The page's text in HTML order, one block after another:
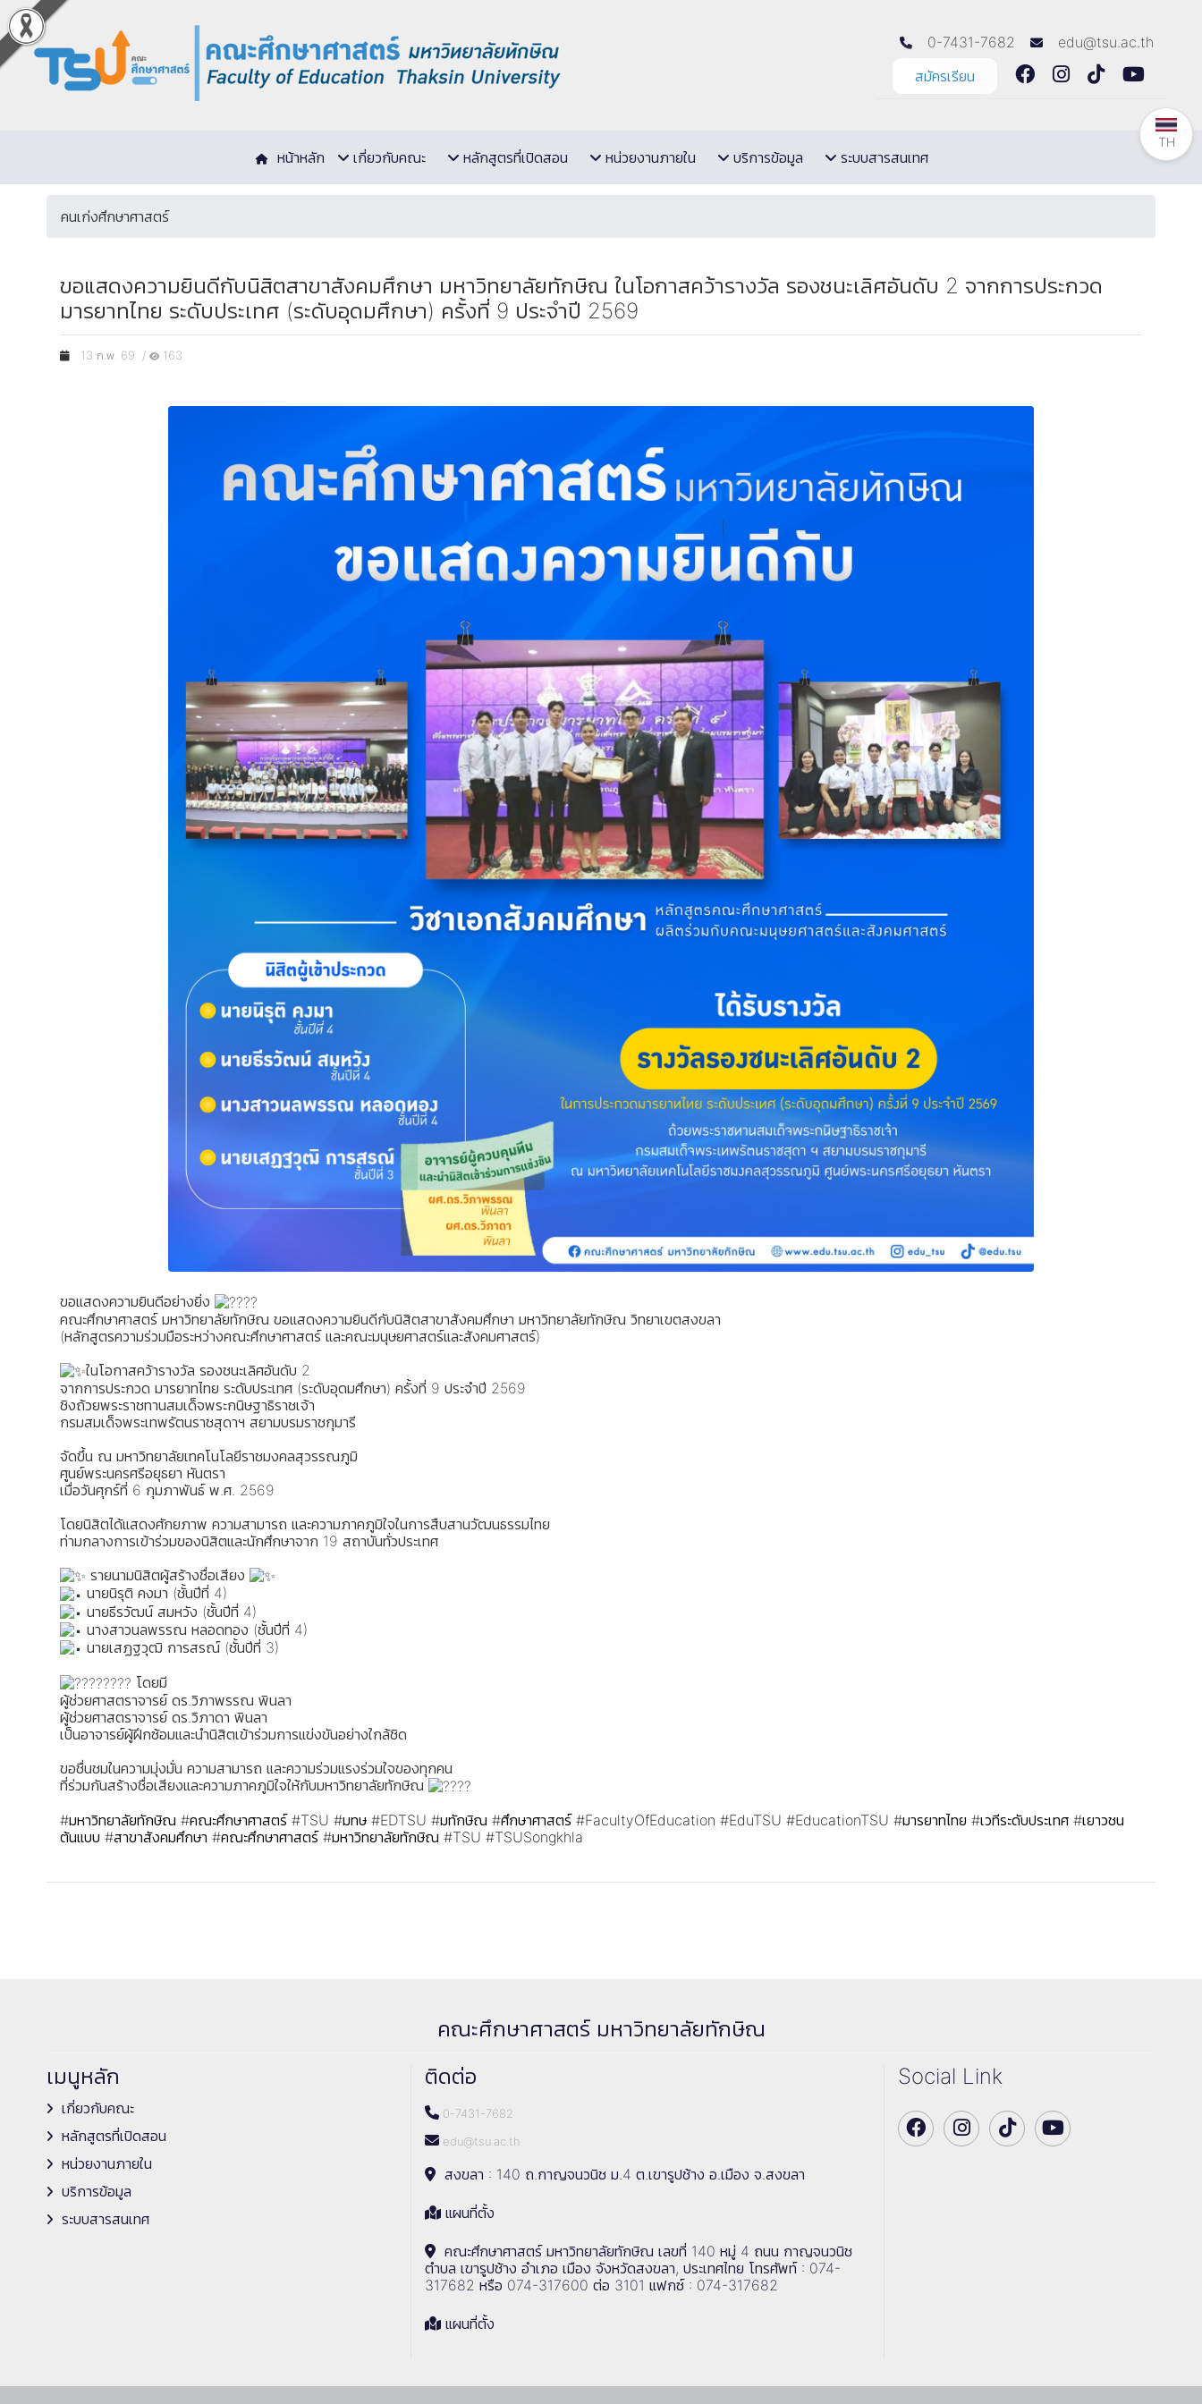
0-7431-7682
edu@tsu.ac.th
สมัครเรียน
หน้าหลัก เกี่ยวกับคณะ หลักสูตรที่เปิดสอน หน่วยงานภายใน บริการข้อมูล ระบบสารสนเทศ
คนเก่งศึกษาศาสตร์
ขอแสดงความยินดีกับนิสิตสาขาสังคมศึกษา มหาวิทยาลัยทักษิณ ในโอกาสคว้ารางวัล รองชนะเลิศอันดับ 2 จากการประกวด
มารยาทไทย ระดับประเทศ (ระดับอุดมศึกษา) ครั้งที่ 9 ประจำปี 2569
13 ก.พ. 69 / 163
ขอแสดงความยินดีอย่างยิ่ง
คณะศึกษาศาสตร์ มหาวิทยาลัยทักษิณ ขอแสดงความยินดีกับนิสิตสาขาสังคมศึกษา มหาวิทยาลัยทักษิณ วิทยาเขตสงขลา
(หลักสูตรความร่วมมือระหว่างคณะศึกษาศาสตร์ และคณะมนุษยศาสตร์และสังคมศาสตร์)
ในโอกาสคว้ารางวัล รองชนะเลิศอันดับ 2
จากการประกวด มารยาทไทย ระดับประเทศ (ระดับอุดมศึกษา) ครั้งที่ 9 ประจำปี 2569
ชิงถ้วยพระราชทานสมเด็จพระกนิษฐาธิราชเจ้า
กรมสมเด็จพระเทพรัตนราชสุดาฯ สยามบรมราชกุมารี
จัดขึ้น ณ มหาวิทยาลัยเทคโนโลยีราชมงคลสุวรรณภูมิ
ศูนย์พระนครศรีอยุธยา หันตรา
เมื่อวันศุกร์ที่ 6 กุมภาพันธ์ พ.ศ. 2569
โดยนิสิตได้แสดงศักยภาพ ความสามารถ และความภาคภูมิใจในการสืบสานวัฒนธรรมไทย
ท่ามกลางการเข้าร่วมของนิสิตและนักศึกษาจาก 19 สถาบันทั่วประเทศ
รายนามนิสิตผู้สร้างชื่อเสียง
นายนิรุติ คงมา (ชั้นปีที่ 4)
นายธีรวัฒน์ สมหวัง (ชั้นปีที่ 4)
นางสาวนลพรรณ หลอดทอง (ชั้นปีที่ 4)
นายเสฏฐวุฒิ การสรณ์ (ชั้นปีที่ 3)
โดยมี
ผู้ช่วยศาสตราจารย์ ดร.วิภาพรรณ พินลา
ผู้ช่วยศาสตราจารย์ ดร.วิภาดา พินลา
เป็นอาจารย์ผู้ฝึกซ้อมและนำนิสิตเข้าร่วมการแข่งขันอย่างใกล้ชิด
ขอชื่นชมในความมุ่งมั่น ความสามารถ และความร่วมแรงร่วมใจของทุกคน
ที่ร่วมกันสร้างชื่อเสียงและความภาคภูมิใจให้กับมหาวิทยาลัยทักษิณ
#มหาวิทยาลัยทักษิณ #คณะศึกษาศาสตร์ #TSU #มทษ #EDTSU #มทักษิณ #ศึกษาศาสตร์ #FacultyOfEducation #EduTSU #EducationTSU #มารยาทไทย #เวทีระดับประเทศ #เยาวชน
ต้นแบบ #สาขาสังคมศึกษา #คณะศึกษาศาสตร์ #มหาวิทยาลัยทักษิณ #TSU #TSUSongkhla
คณะศึกษาศาสตร์ มหาวิทยาลัยทักษิณ
เมนูหลัก
เกี่ยวกับคณะ
หลักสูตรที่เปิดสอน
หน่วยงานภายใน
บริการข้อมูล
ระบบสารสนเทศ
ติดต่อ
0-7431-7682
edu@tsu.ac.th
สงขลา : 140 ถ.กาญจนวนิช ม.4 ต.เขารูปช้าง อ.เมือง จ.สงขลา
แผนที่ตั้ง
คณะศึกษาศาสตร์ มหาวิทยาลัยทักษิณ เลขที่ 140 หมู่ 4 ถนน กาญจนวนิช
ตำบล เขารูปช้าง อำเภอ เมือง จังหวัดสงขลา, ประเทศไทย โทรศัพท์ : 074-
317682 หรือ 074-317600 ต่อ 3101 แฟกซ์ : 074-317682
แผนที่ตั้ง
Social Link
TH